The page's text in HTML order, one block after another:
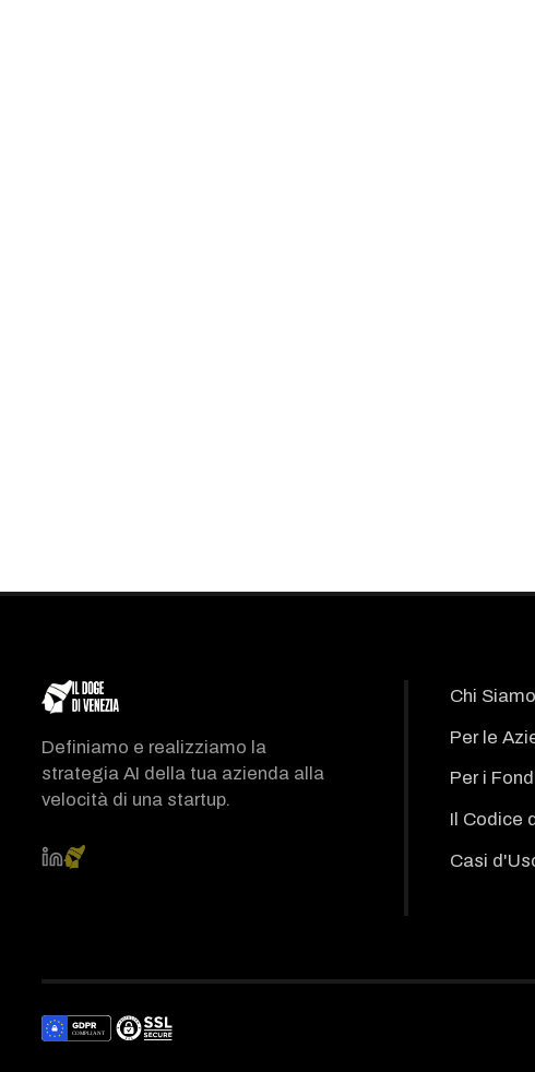
Definiamo e realizziamo la
strategia AI della tua azienda alla
velocità di una startup.
Chi Siamo
Per le
Per i
Il Codice
Casi